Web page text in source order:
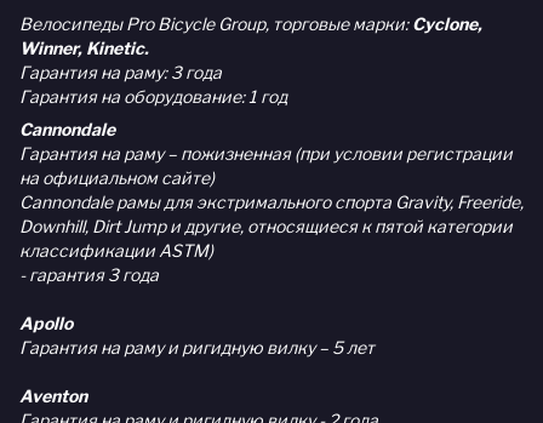
Велосипеды Pro Bicycle Group, торговые марки:Cyclone,
Winner, Kinetic.
Гарантия на раму: 3 года
Гарантия на оборудование: 1 год
Cannondale
Гарантия на раму – пожизненная (при условии регистрации
на официальном сайте)
Cannondale рамы для экстримального спорта Gravity, Freeride,
Downhill, Dirt Jump и другие, относящиеся к пятой категории
классификации ASTM)
- гарантия 3 года
Apollo
Гарантия на раму и ригидную вилку – 5 лет
Aventon